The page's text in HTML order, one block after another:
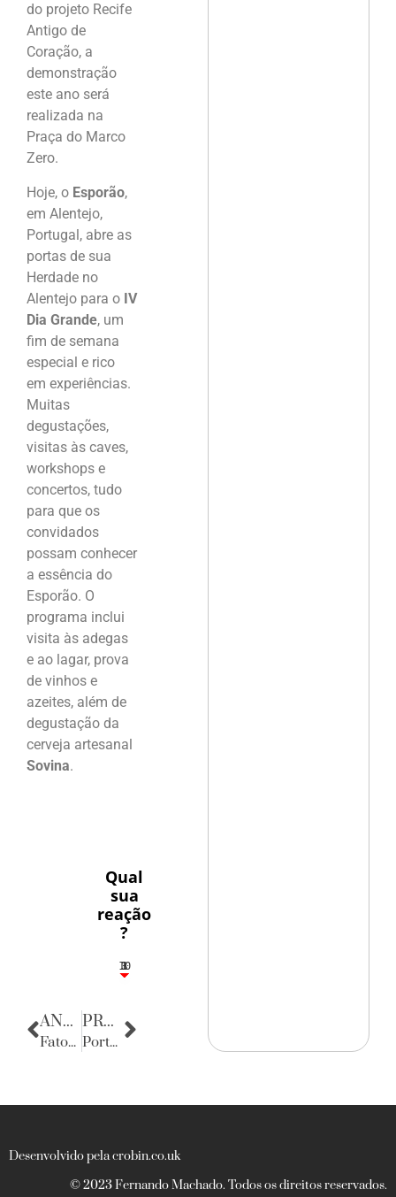
do projeto Recife
Antigo de
Coração, a
demonstração
este ano será
realizada na
Praça do Marco
Zero.
Hoje, o Esporão,
em Alentejo,
Portugal, abre as
portas de sua
Herdade no
Alentejo para o IV
Dia Grande, um
fim de semana
especial e rico
em experiências.
Muitas
degustações,
visitas às caves,
workshops e
concertos, tudo
para que os
convidados
possam conhecer
a essência do
Esporão. O
programa inclui
visita às adegas
e ao lagar, prova
de vinhos e
azeites, além de
degustação da
cerveja artesanal
Sovina.
Qual
sua
reação
?
3
1
1
3
10
ANTERIOR
Fatos Diversos
PRÓXIMA
Porta Retratos
Desenvolvido pela crobin.co.uk
© 2023 Fernando Machado. Todos os direitos reservados.